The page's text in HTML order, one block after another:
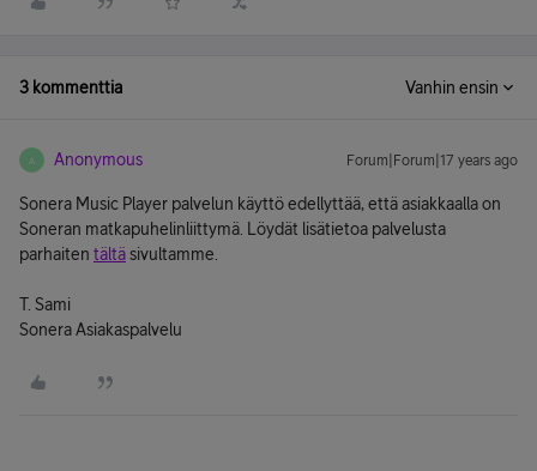
3 kommenttia Vanhin ensin
A Anonymous Forum|Forum|17 years ago
Sonera Music Player palvelun käyttö edellyttää, että asiakkaalla on
Soneran matkapuhelinliittymä. Löydät lisätietoa palvelusta
parhaiten tältäsivultamme.
T. Sami
Sonera Asiakaspalvelu